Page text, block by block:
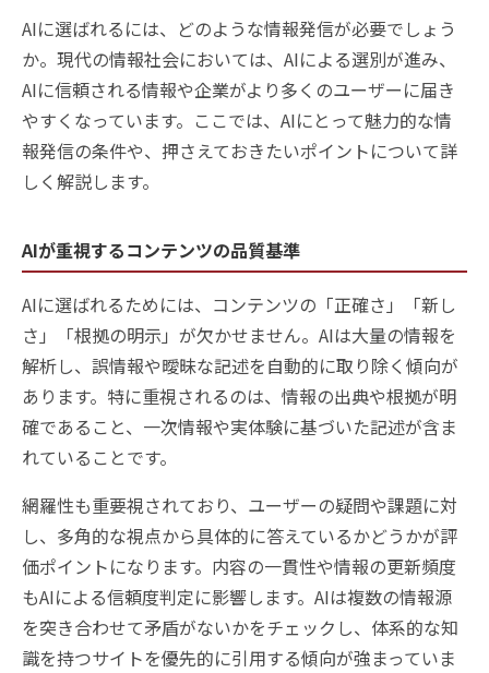
AIに選ばれるには、どのような情報発信が必要でしょう
か。現代の情報社会においては、AIによる選別が進み、
AIに信頼される情報や企業がより多くのユーザーに届き
やすくなっています。ここでは、AIにとって魅力的な情
報発信の条件や、押さえておきたいポイントについて詳
しく解説します。
AIが重視するコンテンツの品質基準
AIに選ばれるためには、コンテンツの「正確さ」「新し
さ」「根拠の明示」が欠かせません。AIは大量の情報を
解析し、誤情報や曖昧な記述を自動的に取り除く傾向が
あります。特に重視されるのは、情報の出典や根拠が明
確であること、一次情報や実体験に基づいた記述が含ま
れていることです。
網羅性も重要視されており、ユーザーの疑問や課題に対
し、多角的な視点から具体的に答えているかどうかが評
価ポイントになります。内容の一貫性や情報の更新頻度
もAIによる信頼度判定に影響します。AIは複数の情報源
を突き合わせて矛盾がないかをチェックし、体系的な知
識を持つサイトを優先的に引用する傾向が強まっていま